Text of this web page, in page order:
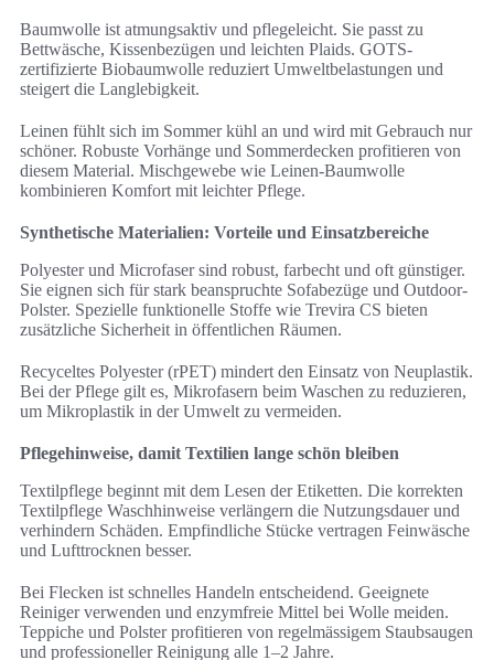
Baumwolle ist atmungsaktiv und pflegeleicht. Sie passt zu
Bettwäsche, Kissenbezügen und leichten Plaids. GOTS-
zertifizierte Biobaumwolle reduziert Umweltbelastungen und
steigert die Langlebigkeit.
Leinen fühlt sich im Sommer kühl an und wird mit Gebrauch nur
schöner. Robuste Vorhänge und Sommerdecken profitieren von
diesem Material. Mischgewebe wie Leinen-Baumwolle
kombinieren Komfort mit leichter Pflege.
Synthetische Materialien: Vorteile und Einsatzbereiche
Polyester und Microfaser sind robust, farbecht und oft günstiger.
Sie eignen sich für stark beanspruchte Sofabezüge und Outdoor-
Polster. Spezielle funktionelle Stoffe wie Trevira CS bieten
zusätzliche Sicherheit in öffentlichen Räumen.
Recyceltes Polyester (rPET) mindert den Einsatz von Neuplastik.
Bei der Pflege gilt es, Mikrofasern beim Waschen zu reduzieren,
um Mikroplastik in der Umwelt zu vermeiden.
Pflegehinweise, damit Textilien lange schön bleiben
Textilpflege beginnt mit dem Lesen der Etiketten. Die korrekten
Textilpflege Waschhinweise verlängern die Nutzungsdauer und
verhindern Schäden. Empfindliche Stücke vertragen Feinwäsche
und Lufttrocknen besser.
Bei Flecken ist schnelles Handeln entscheidend. Geeignete
Reiniger verwenden und enzymfreie Mittel bei Wolle meiden.
Teppiche und Polster profitieren von regelmässigem Staubsaugen
und professioneller Reinigung alle 1–2 Jahre.